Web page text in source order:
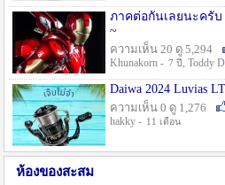
ภาคต่อกันเลยนะครับ
~
ความเห็น 20 ดู 5,294
Khunakorn - 7 ปี , Toddy
Daiwa 2024 Luvias
ความเห็น 0 ดู 1,276
hakky - 11 เดือน
ห้องของสะสม